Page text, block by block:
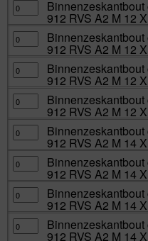
50
aantal
X
60
|
50
aantal
RVS
A2
M
X
70
|
50
aantal
Binnenzeskantbout
cilinderkop
DIN
RVS
A2
M
X
80
|
25
aantal
912 RVS A2 M 12
Binnenzeskantbout
cilinderkop
DIN
RVS
A2
M
X
90
|
25
aantal
912 RVS A2 M 12
Binnenzeskantbout
cilinderkop
DIN
RVS
A2
M
X
100
|
25
aantal
912 RVS A2 M 12
Binnenzeskantbout
cilinderkop
DIN
RVS
A2
M
X
110
|
25
aantal
912 RVS A2 M 12
Binnenzeskantbout
cilinderkop
DIN
RVS
A2
M
X
30
|
50
aantal
912 RVS A2 M 14
Binnenzeskantbout
cilinderkop
DIN
RVS
A2
M
X
40
|
912 RVS A2 M 14
Binnenzeskantbout
cilinderkop
DIN
RVS
A2
M
912 RVS A2 M 14
Binnenzeskantbout
cilinderkop
DIN 912 RVS A2 M 14